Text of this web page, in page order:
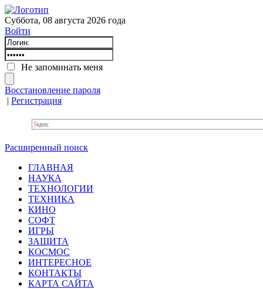
Суббота, 08 августа 2026 года
Войти
Не запоминать меня
Восстановление пароля
| Регистрация
Расширенный поиск
ГЛАВНАЯ
НАУКА
ТЕХНОЛОГИИ
ТЕХНИКА
КИНО
СОФТ
ИГРЫ
ЗАЩИТА
КОСМОС
ИНТЕРЕСНОЕ
КОНТАКТЫ
КАРТА САЙТА